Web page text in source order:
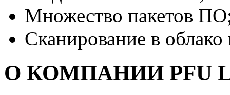
Множество пакетов
Сканирование в
О КОМПАНИИ PFU